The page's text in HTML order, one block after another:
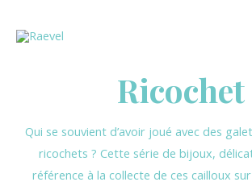
Ricochet
Qui se souvient d’avoir joué avec des
ricochets ? Cette série de bijoux,
référence à la collecte de ces cailloux